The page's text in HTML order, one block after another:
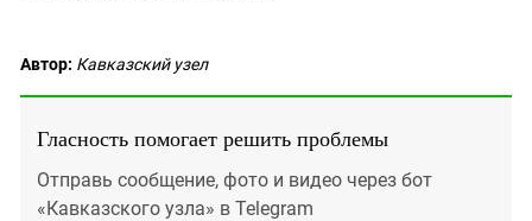
Автор: Кавказский узел
Гласность помогает решить проблемы
Отправь сообщение, фото и видео через бот
«Кавказского узла» в Telegram